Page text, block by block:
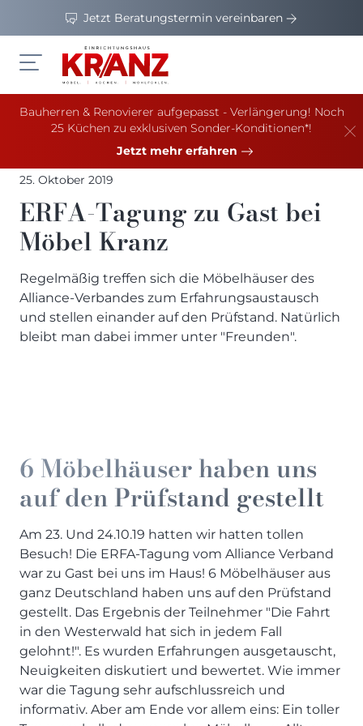
Jetzt Beratungstermin vereinbaren
Möbel
WOHNZIMMER
Folie & Lack
Furniert
Massiv
ALLES ANZEIGEN
ALLES ANZEIGEN
2er Sofas & Funktionssofas
Systemgarnituren Leder
Systemgarnituren Stoff
Sessel & Hocker
ALLES ANZEIGEN
SCHLAFZIMMER
Kleiderschränke & Systeme
KÜCHEN
Hightech-Küchen
Design-Küchen
Familien-Küchen
Best-Ager-Küchen
Jetzt Traumküche planen
Kücheninseln mit Sitzgelegenheit
Bora - The end of normal
Neff - Mehr Raum für Kreativität
Siemens - Intelligente Lösungen für dein Zuhause
Aber fast.
Naber - Für die perfekte Küche
Quooker – Der Wasserhahn, der alles kann
Systemceram - Das Geheimnis langlebiger
Küchenspülen
Villeroy & Boch - Design trifft auf Funktionalität
PROSPEKTE
Lebensraum Küche
Werbung
MÖBEL PROSPEKTE
Henders & Hazel Katalog
XOOON Lookbook
XOOON Prospekt
KÜCHENTECHNIK
Neff - Mehr Raum für Kreativität
AKTIONEN
Der neue MDS Prospekt
25 Küchen zu Sonderkonditionen
News & Trends
Sale
WOHNZIMMER
ALLES ANZEIGEN
ALLES ANZEIGEN
KÜCHE
ALLE ANZEIGEN
Service
ÜBER UNS
UNSER SERVICE
Entsorgungs-Service
Finanzkauf-Service
Montage-Service
Interior Design Service
Newsletter-Anmeldung
SERVICES IM ÜBERBLICK
JOBS & KARRIERE
Interior Design
Bauherren & Renovierer aufgepasst - Verlängerung! Noch
25 Küchen zu exklusiven Sonder-Konditionen*!
Jetzt mehr erfahren
25. Oktober 2019
ERFA-Tagung zu Gast bei
Möbel Kranz
Regelmäßig treffen sich die Möbelhäuser des
Alliance-Verbandes zum Erfahrungsaustausch
und stellen einander auf den Prüfstand. Natürlich
bleibt man dabei immer unter "Freunden".
6 Möbelhäuser haben uns
auf den Prüfstand gestellt
Am 23. Und 24.10.19 hatten wir hatten tollen
Besuch! Die ERFA-Tagung vom Alliance Verband
war zu Gast bei uns im Haus! 6 Möbelhäuser aus
ganz Deutschland haben uns auf den Prüfstand
gestellt. Das Ergebnis der Teilnehmer "Die Fahrt
in den Westerwald hat sich in jedem Fall
gelohnt!". Es wurden Erfahrungen ausgetauscht,
Neuigkeiten diskutiert und bewertet. Wie immer
war die Tagung sehr aufschlussreich und
informativ. Aber am Ende vor allem eins: Ein toller